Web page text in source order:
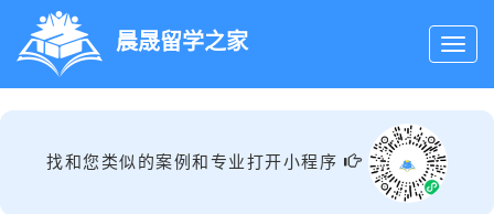
晨晟留学之家
找和您类似的案例和专业打开小程序